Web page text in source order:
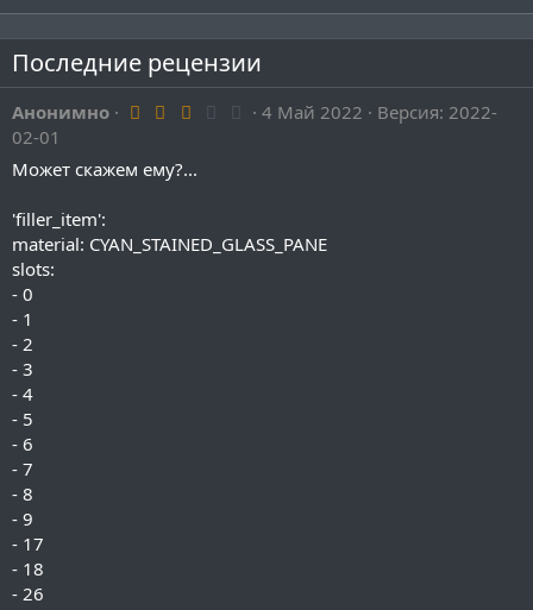
Последние рецензии
Анонимно 3
з
д
4 Май 2022
Версия: 2022-
02-01
Может скажем ему?...
'filler_item':
material: CYAN_STAINED_GLASS_PANE
slots:
- 0
- 1
- 2
- 3
- 4
- 5
- 6
- 7
- 8
- 9
- 17
- 18
- 26